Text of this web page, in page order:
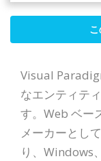
Visual
なエンティテ
す。Web ベー
メーカーとし
り、Windows